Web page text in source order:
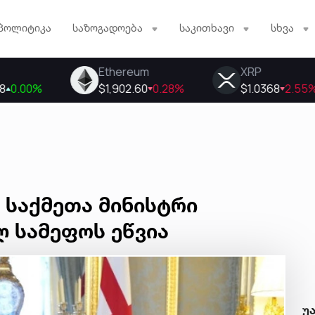
საზოგადოება საკითხავი სხვა
მინისტრი
სამეფოს ეწვია